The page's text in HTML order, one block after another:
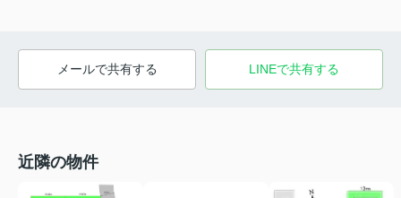
メールで共有する LINEで共有する
近隣の物件